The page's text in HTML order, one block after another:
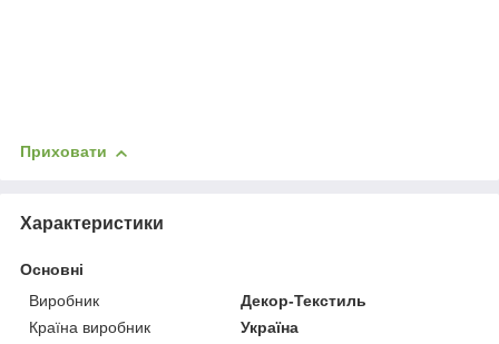
Приховати
Характеристики
Основні
Виробник
Декор-Текстиль
Країна виробник
Україна